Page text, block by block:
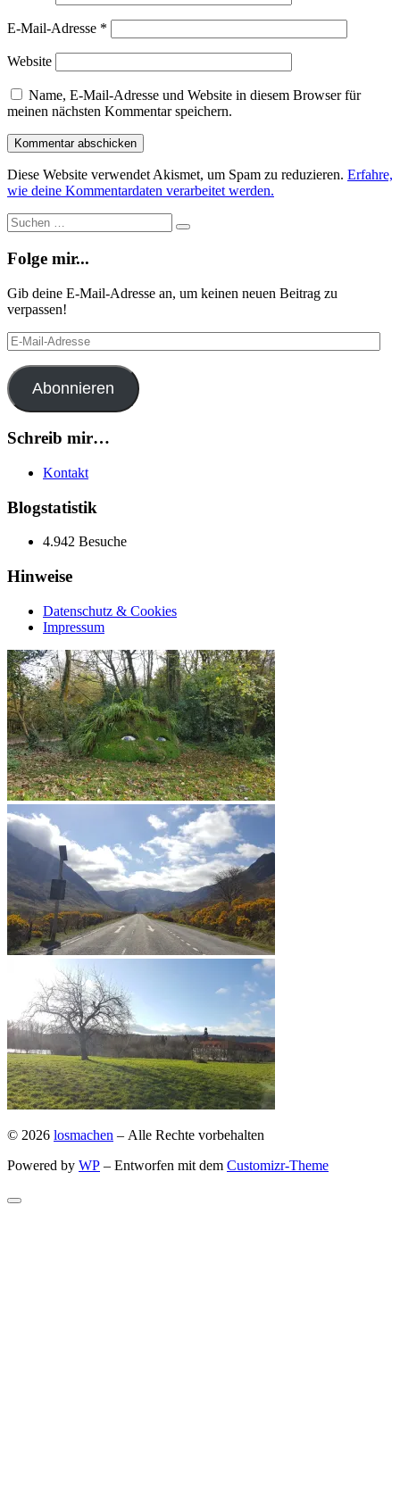
E-Mail-Adresse *
Website
Name, E-Mail-Adresse und Website in diesem Browser für
meinen nächsten Kommentar speichern.
Diese Website verwendet Akismet, um Spam zu reduzieren. Erfahre,
wie deine Kommentardaten verarbeitet werden.
Suche
Suchen
Folge mir...
Gib deine E-Mail-Adresse an, um keinen neuen Beitrag zu
verpassen!
E-
Mail-
Adresse
Abonnieren
Schreib mir…
Kontakt
Blogstatistik
4.942 Besuche
Hinweise
Datenschutz & Cookies
Impressum
© 2026 losmachen – Alle Rechte vorbehalten
Powered by WP – Entworfen mit dem Customizr-Theme